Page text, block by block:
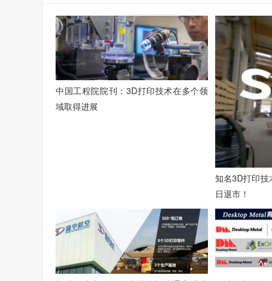
中国工程院院刊：3D打印技术在多个领
域取得进展
知名3D打印技
日退市！